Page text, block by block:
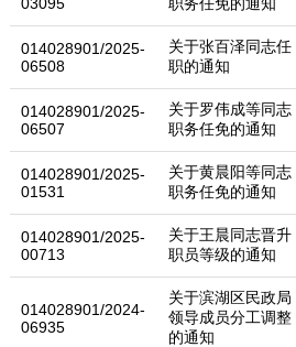
014028901/2025-
06508
关于张百泽同志任
职的通知
014028901/2025-
06507
关于罗伟成等同志
职务任免的通知
014028901/2025-
01531
关于黄晨阳等同志
职务任免的通知
014028901/2025-
00713
关于王晨同志晋升
职员等级的通知
014028901/2024-
06935
关于滨湖区民政局
领导成员分工调整
的通知